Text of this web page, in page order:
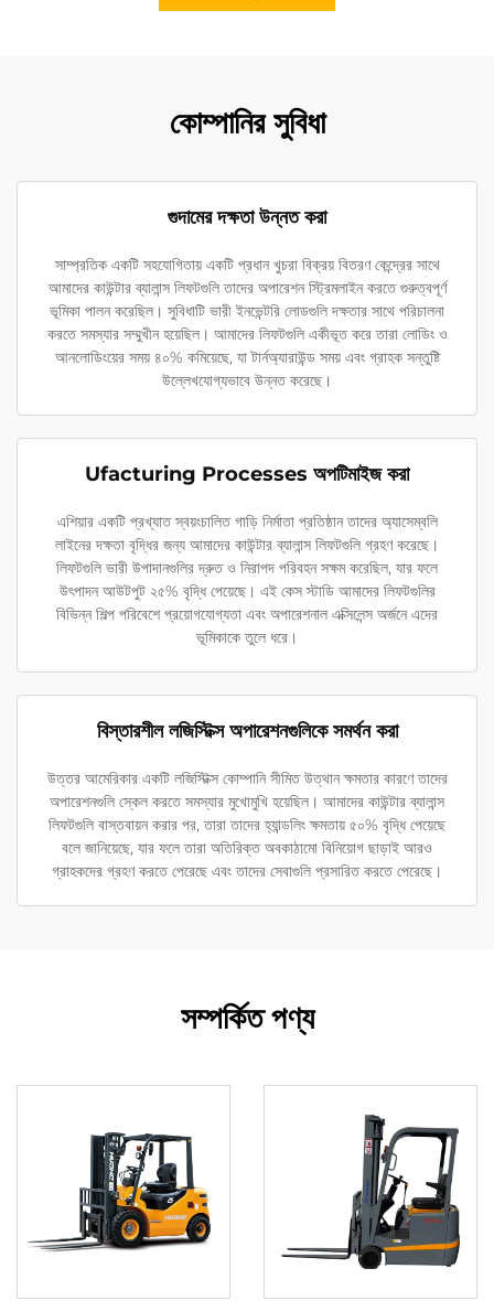
কোম্পানির সুবিধা
গুদামের দক্ষতা উন্নত করা
সাম্প্রতিক একটি সহযোগিতায় একটি প্রধান খুচরা বিক্রয় বিতরণ কেন্দ্রের সাথে
আমাদের কাউন্টার ব্যালান্স লিফটগুলি তাদের অপারেশন স্ট্রিমলাইন করতে গুরুত্বপূর্ণ
ভূমিকা পালন করেছিল। সুবিধাটি ভারী ইনভেন্টরি লোডগুলি দক্ষতার সাথে পরিচালনা
করতে সমস্যার সম্মুখীন হয়েছিল। আমাদের লিফটগুলি একীভূত করে তারা লোডিং ও
আনলোডিংয়ের সময় ৪০% কমিয়েছে, যা টার্নঅ্যারাউন্ড সময় এবং গ্রাহক সন্তুষ্টি
উল্লেখযোগ্যভাবে উন্নত করেছে।
Ufacturing Processes অপটিমাইজ করা
এশিয়ার একটি প্রখ্যাত স্বয়ংচালিত গাড়ি নির্মাতা প্রতিষ্ঠান তাদের অ্যাসেম্বলি
লাইনের দক্ষতা বৃদ্ধির জন্য আমাদের কাউন্টার ব্যালান্স লিফটগুলি গ্রহণ করেছে।
লিফটগুলি ভারী উপাদানগুলির দ্রুত ও নিরাপদ পরিবহন সক্ষম করেছিল, যার ফলে
উৎপাদন আউটপুট ২৫% বৃদ্ধি পেয়েছে। এই কেস স্টাডি আমাদের লিফটগুলির
বিভিন্ন শিল্প পরিবেশে প্রয়োগযোগ্যতা এবং অপারেশনাল এক্সিলেন্স অর্জনে এদের
ভূমিকাকে তুলে ধরে।
বিস্তারশীল লজিস্টিক্স অপারেশনগুলিকে সমর্থন করা
উত্তর আমেরিকার একটি লজিস্টিক্স কোম্পানি সীমিত উত্থান ক্ষমতার কারণে তাদের
অপারেশনগুলি স্কেল করতে সমস্যার মুখোমুখি হয়েছিল। আমাদের কাউন্টার ব্যালান্স
লিফটগুলি বাস্তবায়ন করার পর, তারা তাদের হ্যান্ডলিং ক্ষমতায় ৫০% বৃদ্ধি পেয়েছে
বলে জানিয়েছে, যার ফলে তারা অতিরিক্ত অবকাঠামো বিনিয়োগ ছাড়াই আরও
গ্রাহকদের গ্রহণ করতে পেরেছে এবং তাদের সেবাগুলি প্রসারিত করতে পেরেছে।
সম্পর্কিত পণ্য